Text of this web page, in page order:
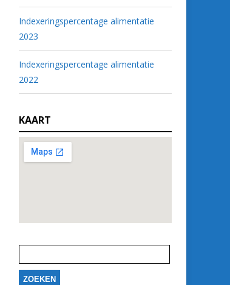
Indexeringspercentage alimentatie
2023
Indexeringspercentage alimentatie
2022
KAART
naar: